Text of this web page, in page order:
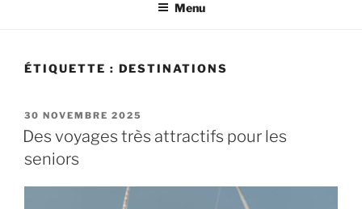
Menu
ÉTIQUETTE : DESTINATIONS
PUBLIÉ
LE
30 NOVEMBRE 2025
Des voyages très attractifs pour les
seniors